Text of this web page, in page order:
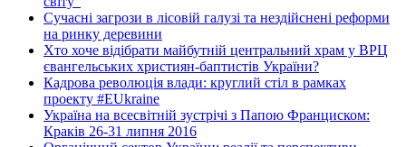
Сучасні загрози в лісовій галузі та нездійснені реформи
на ринку деревини
Хто хоче відібрати майбутній центральний храм у ВРЦ
євангельських християн-баптистів України?
Кадрова революція влади: круглий стіл в рамках
проекту #EUkraine
Україна на всесвітній зустрічі з Папою Франциском:
Краків 26-31 липня 2016